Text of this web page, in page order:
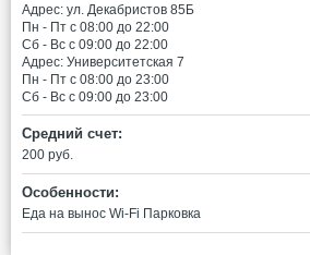
Адрес: ул. Декабристов 85Б
Пн - Пт c 08:00 до 22:00
Сб - Вс c 09:00 до 22:00
Адрес: Университетская 7
Пн - Пт c 08:00 до 23:00
Сб - Вс c 09:00 до 23:00
Средний счет:
200 руб.
Особенности:
Еда на вынос Wi-Fi Парковка